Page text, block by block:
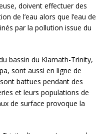
doivent effectuer des
de l’eau alors que l’eau de
par la pollution issue du
bassin du Klamath-Trinity,
sont aussi en ligne de
battues pendant des
et leurs populations de
de surface provoque la